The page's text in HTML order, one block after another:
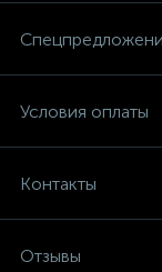
Условия оплаты
Контакты
Отзывы